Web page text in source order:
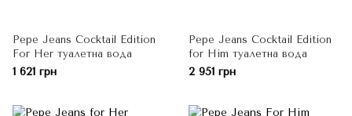
Pepe Jeans Cocktail Edition
For Her туалетна вода
1 621 грн
Pepe Jeans Cocktail Edition
for Him туалетна вода
2 951 грн